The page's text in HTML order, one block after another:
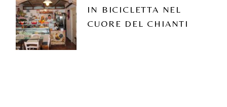
IN BICICLETTA NEL
CUORE DEL CHIANTI